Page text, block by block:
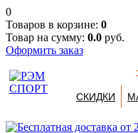
0
Товаров в корзине: 0
Товар на сумму: 0.0 руб.
Оформить заказ
СКИДКИ